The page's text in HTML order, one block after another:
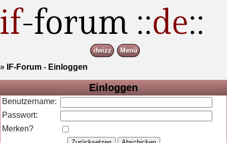
ifwizz Menü
» IF-Forum - Einloggen
Einloggen
Benutzername:
Passwort:
Merken?